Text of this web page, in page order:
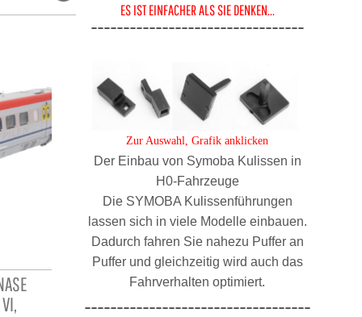
JÄGERNDORFER ÖBB RAILJET II, 4-
TEILIG, 3 REISEZUGWAGEN UND 1293
TEILIG, 9
ES IST EINFACHER ALS SIE DENKEN...
---------------------------------
Zur Auswahl, Grafik anklicken
Der Einbau von Symoba Kulissen in
H0-Fahrzeuge
Die SYMOBA Kulissenführungen
lassen sich in viele Modelle einbauen.
Dadurch fahren Sie nahezu Puffer an
Puffer und gleichzeitig wird auch das
Fahrverhalten optimiert.
-----------------------------------